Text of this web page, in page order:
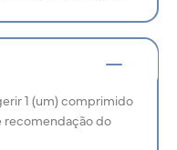
1 (um) comprimido
recomendação do